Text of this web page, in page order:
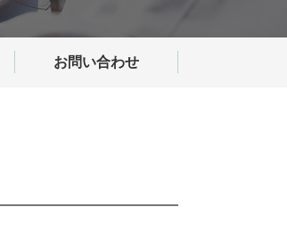
お問い合わせ